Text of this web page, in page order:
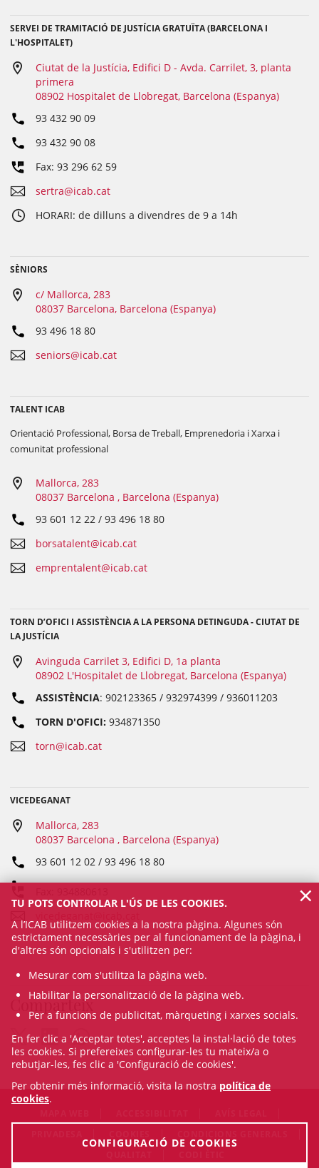
SERVEI DE TRAMITACIÓ DE JUSTÍCIA GRATUÏTA (BARCELONA I
L'HOSPITALET)
Ciutat de la Justícia, Edifici D - Avda. Carrilet, 3, planta
primera
08902 Hospitalet de Llobregat, Barcelona (Espanya)
93 432 90 09
93 432 90 08
Fax: 93 296 62 59
sertra@icab.cat
HORARI: de dilluns a divendres de 9 a 14h
SÈNIORS
c/ Mallorca, 283
08037 Barcelona, Barcelona (Espanya)
93 496 18 80
seniors@icab.cat
TALENT ICAB
Orientació Professional, Borsa de Treball, Emprenedoria i Xarxa i
comunitat professional
Mallorca, 283
08037 Barcelona , Barcelona (Espanya)
93 601 12 22 / 93 496 18 80
borsatalent@icab.cat
emprentalent@icab.cat
TORN D’OFICI I ASSISTÈNCIA A LA PERSONA DETINGUDA - CIUTAT DE
LA JUSTÍCIA
Avinguda Carrilet 3, Edifici D, 1a planta
08902 L'Hospitalet de Llobregat, Barcelona (Espanya)
ASSISTÈNCIA: 902123365 / 932974399 / 936011203
TORN D'OFICI: 934871350
torn@icab.cat
VICEDEGANAT
Mallorca, 283
08037 Barcelona , Barcelona (Espanya)
93 601 12 02 / 93 496 18 80
Comparteix
TU POTS CONTROLAR L'ÚS DE LES COOKIES.
A l’ICAB utilitzem cookies a la nostra pàgina. Algunes són
estrictament necessàries per al funcionament de la pàgina, i
d'altres són opcionals i s'utilitzen per:
Mesurar com s'utilitza la pàgina web.
Habilitar la personalització de la pàgina web.
Per a funcions de publicitat, màrqueting i xarxes socials.
En fer clic a 'Acceptar totes', acceptes la instal·lació de totes
les cookies. Si prefereixes configurar-les tu mateix/a o
rebutjar-les, fes clic a 'Configuració de cookies'.
Per obtenir més informació, visita la nostra política de
cookies.
CONFIGURACIÓ DE COOKIES
×